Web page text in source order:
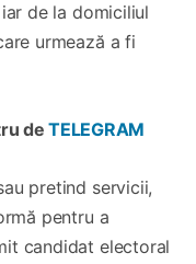
de la domiciliul
urmează a fi
deTELEGRAM
pretind servicii,
pentru a
candidat electoral